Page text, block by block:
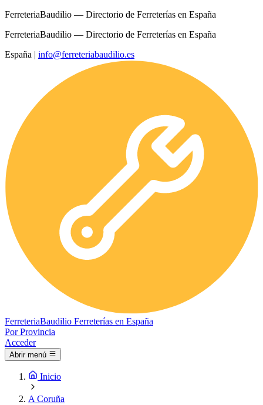
FerreteriaBaudilio — Directorio de Ferreterías en España
FerreteriaBaudilio — Directorio de Ferreterías en España
España | info@ferreteriabaudilio.es
FerreteriaBaudilio Ferreterías en España
Por Provincia
Acceder
Abrir menú
Inicio
A Coruña